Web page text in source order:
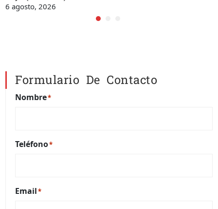
6 agosto, 2026
Formulario De Contacto
Nombre*
Teléfono*
Email*